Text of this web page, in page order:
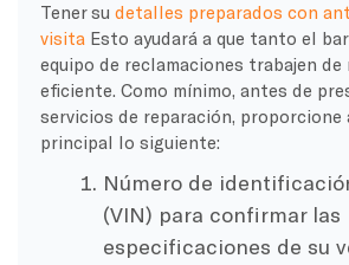
Tener su detalles preparados con
visitaEsto ayudará a que tanto el
equipo de reclamaciones trabajen de
eficiente. Como mínimo, antes de
servicios de reparación, proporcione
principal lo siguiente:
Número de
(VIN) para confirmar las
especificaciones de su